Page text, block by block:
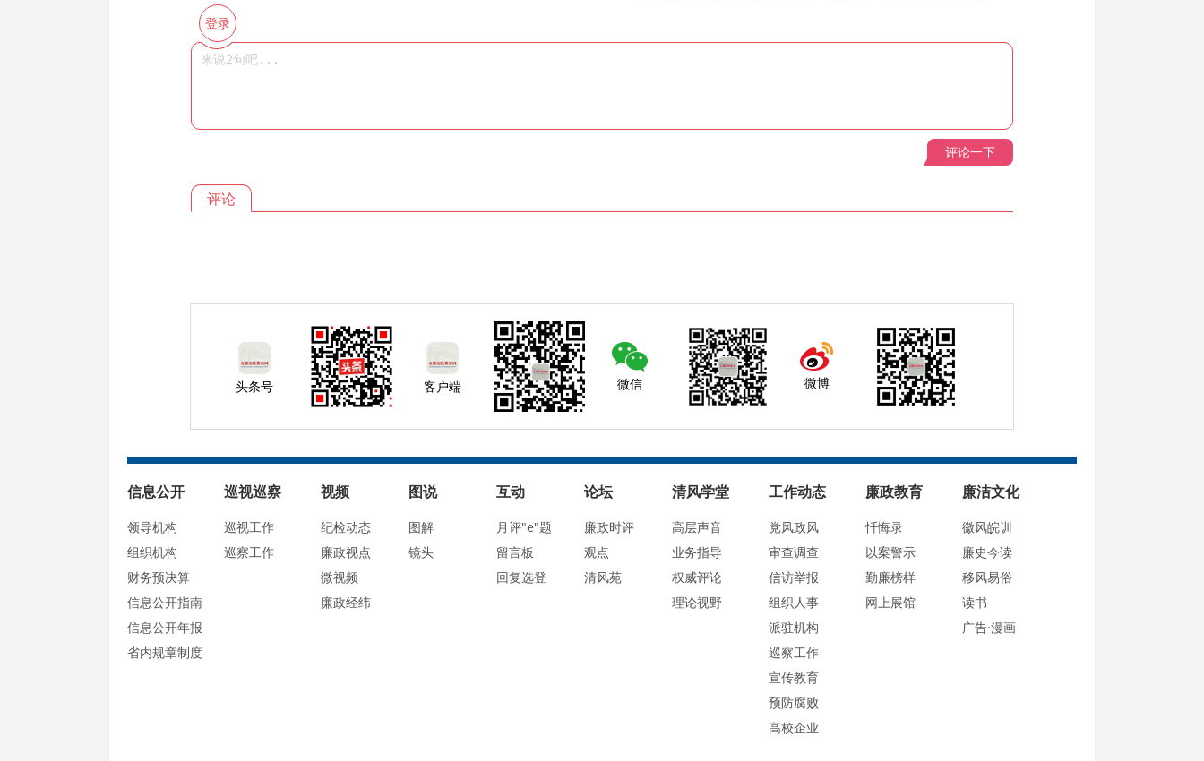
登录
评论一下
评论
头条号 客户端 微信 微博
信息公开
领导机构
组织机构
财务预决算
信息公开指南
信息公开年报
省内规章制度
巡视巡察
巡视工作
巡察工作
视频
纪检动态
廉政视点
微视频
廉政经纬
图说
图解
镜头
互动
月评"e"题
留言板
回复选登
论坛
廉政时评
观点
清风苑
清风学堂
高层声音
业务指导
权威评论
理论视野
工作动态
党风政风
审查调查
信访举报
组织人事
派驻机构
巡察工作
宣传教育
预防腐败
高校企业
廉政教育
忏悔录
以案警示
勤廉榜样
网上展馆
廉洁文化
徽风皖训
廉史今读
移风易俗
读书
广告·漫画